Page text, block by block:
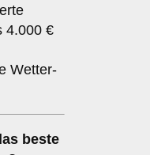
4.000 €
Wetter-
beste